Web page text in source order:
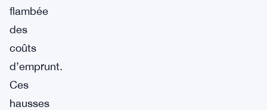
flambée
des
coûts
d’emprunt.
Ces
hausses